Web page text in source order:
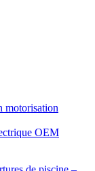
motorisation
OEM